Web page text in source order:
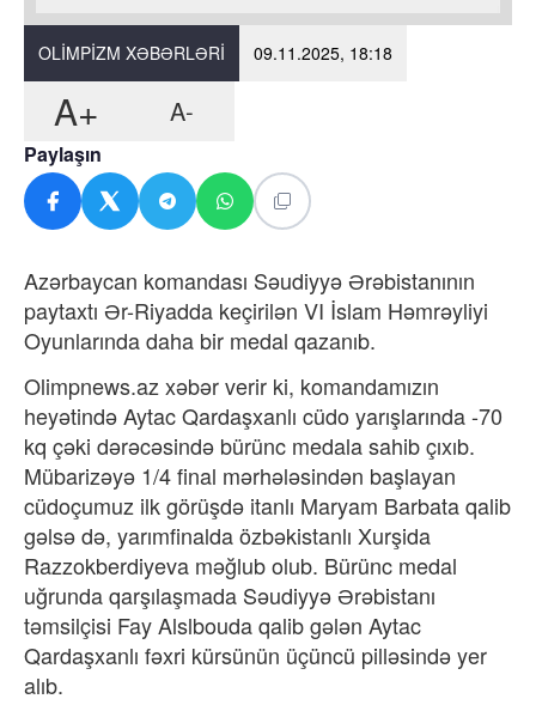
OLIMPIZM XƏBƏRLƏRI 09.11.2025, 18:18
A+ A-
Paylaşın
Azərbaycan komandası Səudiyyə Ərəbistanının
paytaxtı Ər-Riyadda keçirilən VI İslam Həmrəyliyi
Oyunlarında daha bir medal qazanıb.
Olimpnews.az xəbər verir ki, komandamızın
heyətində Aytac Qardaşxanlı cüdo yarışlarında -70
kq çəki dərəcəsində bürünc medala sahib çıxıb.
Mübarizəyə 1/4 final mərhələsindən başlayan
cüdoçumuz ilk görüşdə itanlı Maryam Barbata qalib
gəlsə də, yarımfinalda özbəkistanlı Xurşida
Razzokberdiyeva məğlub olub. Bürünc medal
uğrunda qarşılaşmada Səudiyyə Ərəbistanı
təmsilçisi Fay Alslbouda qalib gələn Aytac
Qardaşxanlı fəxri kürsünün üçüncü pilləsində yer
alıb.